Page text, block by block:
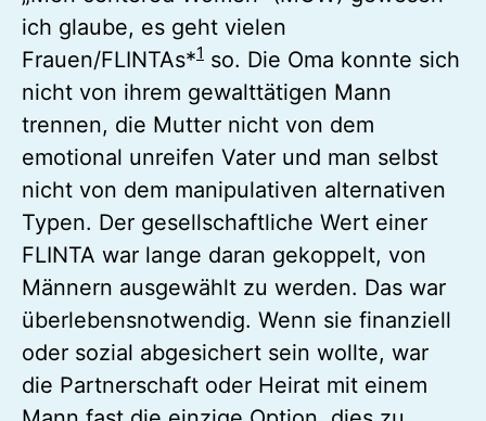
ich glaube, es geht vielen
Frauen/FLINTAs*1 so. Die Oma konnte sich
nicht von ihrem gewalttätigen Mann
trennen, die Mutter nicht von dem
emotional unreifen Vater und man selbst
nicht von dem manipulativen alternativen
Typen. Der gesellschaftliche Wert einer
FLINTA war lange daran gekoppelt, von
Männern ausgewählt zu werden. Das war
überlebensnotwendig. Wenn sie finanziell
oder sozial abgesichert sein wollte, war
die Partnerschaft oder Heirat mit einem